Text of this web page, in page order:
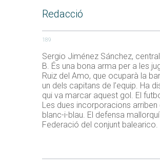
Redacció
189
Sergio Jiménez Sánchez,
B. És una bona arma per a les
Ruiz del Amo, que ocuparà la
un dels capitans de l’equip. Ha
qui va marcar aquest gol. El
Les dues incorporacions
blanc-i-blau. El defensa
Federació del conjunt balearico.